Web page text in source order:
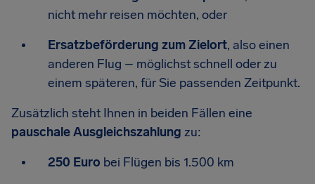
nicht mehr reisen möchten, oder
Ersatzbeförderung zum Zielort, also einen
anderen Flug – möglichst schnell oder zu
einem späteren, für Sie passenden Zeitpunkt.
Zusätzlich steht Ihnen in beiden Fällen eine
pauschale Ausgleichszahlung zu:
250 Euro bei Flügen bis 1.500 km